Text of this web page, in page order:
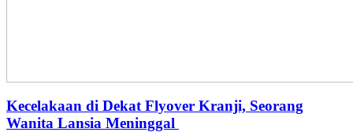
Kecelakaan di Dekat Flyover Kranji, Seorang
Wanita Lansia Meninggal